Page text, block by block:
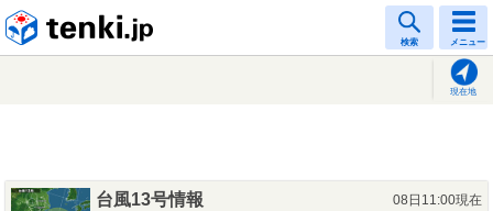
検索 メニュー
現在地
台風13号情報
08日11:00現在